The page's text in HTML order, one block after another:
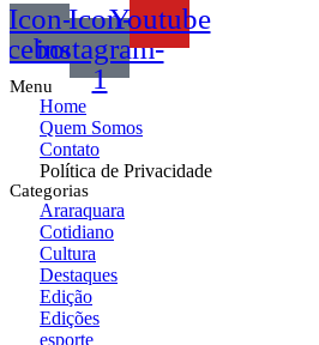
Icon-Icon-
instagram-
1
Youtube
Menu
Home
Quem Somos
Contato
Política de Privacidade
Categorias
Araraquara
Cotidiano
Cultura
Destaques
Edição
Edições
esporte